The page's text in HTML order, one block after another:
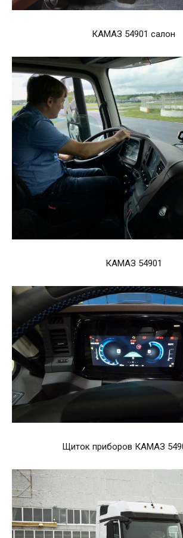
КАМАЗ 54901 салон
КАМАЗ 54901
Щиток приборов КАМАЗ